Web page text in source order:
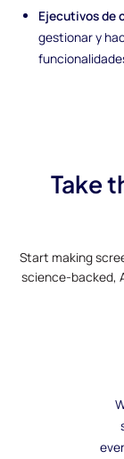
Ejecutivos de
gestionar y
Take
Start making
science-backed,